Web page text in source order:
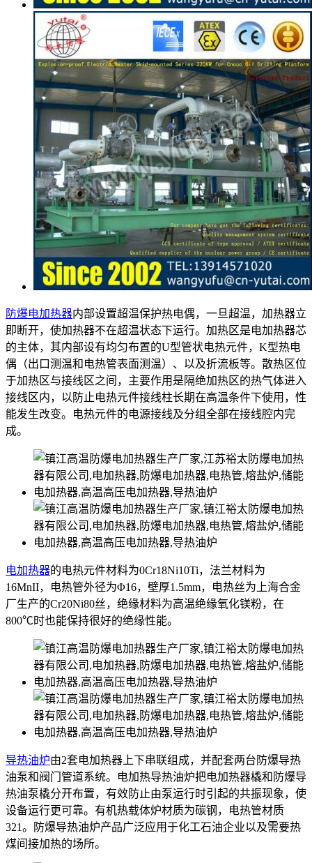
防爆电加热器内部设置超温保护热电偶，一旦超温，加热器立
即断开，使加热器不在超温状态下运行。加热区是电加热器芯
的主体，其内部设有均匀布置的U型管状电热元件，K型热电
偶（出口测温和电热管表面测温）、以及折流板等。散热区位
于加热区与接线区之间，主要作用是隔绝加热区的热气体进入
接线区内，以防止电热元件接线柱长期在高温条件下使用，性
能发生改变。电热元件的电源接线及分组全部在接线腔内完
成。
电加热器的电热元件材料为0Cr18Ni10Ti，法兰材料为
16MnII，电热管外径为Φ16，壁厚1.5mm，电热丝为上海合金
厂生产的Cr20Ni80丝，绝缘材料为高温绝缘氧化镁粉，在
800℃时也能保持很好的绝缘性能。
导热油炉由2套电加热器上下串联组成，并配套两台防爆导热
油泵和阀门管道系统。电加热导热油炉把电加热器橇和防爆导
热油泵橇分开布置，有效防止由泵运行时引起的共振现象，使
设备运行更可靠。有机热载体炉材质为碳钢，电热管材质
321。防爆导热油炉产品广泛应用于化工石油企业以及需要热
煤间接加热的场所。